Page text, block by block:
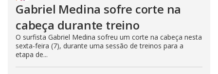
Gabriel Medina sofre corte na
cabeça durante treino
O surfista Gabriel Medina sofreu um corte na cabeça nesta
sexta-feira (7), durante uma sessão de treinos para a
etapa de...